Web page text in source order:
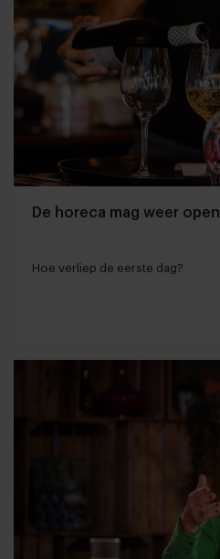
De horeca mag weer open
Hoe verliep de eerste dag?